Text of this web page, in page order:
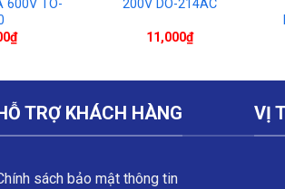
600V TO-
₫
200V DO-214AC
11,000₫
TRỢ KHÁCH HÀNG
sách bảo mật thông tin
VỊ